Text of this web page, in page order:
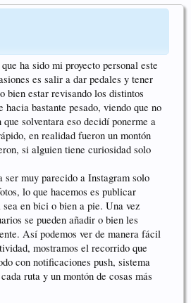
ha sido mi proyecto personal este
es salir a dar pedales y tener
bien estar revisando los distintos
hacia bastante pesado, viendo que no
solventara eso decidí ponerme a
en realidad fueron un montón
si alguien tiene curiosidad solo
muy parecido a Instagram solo
lo que hacemos es publicar
en bici o bien a pie. Una vez
se pueden añadir o bien les
Así podemos ver de manera fácil
mostramos el recorrido que
con notificaciones push, sistema
ruta y un montón de cosas más